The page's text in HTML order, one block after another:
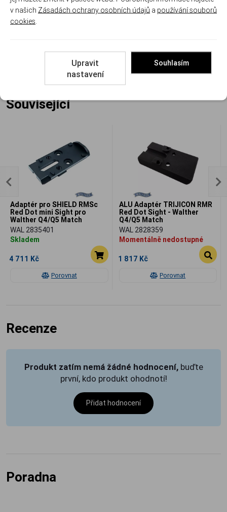
Dokumenty
Související
Porovnat
Adaptér pro SHIELD RMSc
Red Dot mini Sight pro
Walther Q4/Q5 Match
WAL 2835401
Skladem
4 711 Kč
Porovnat
ALU Adaptér TRIJICON RMR
Red Dot Sight - Walther
Q4/Q5 Match
WAL 2828359
Momentálně nedostupné
1 817 Kč
Recenze
Produkt zatím nemá žádné hodnocení, buďte
první, kdo produkt ohodnotí!
Přidat hodnocení
Poradna
v našich Zásadách ochrany osobních údajů a používání souborů
cookies
Upravit
nastavení
Souhlasím